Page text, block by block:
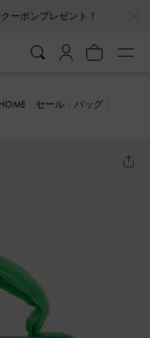
ーポンプレゼント！
セール
バッグ